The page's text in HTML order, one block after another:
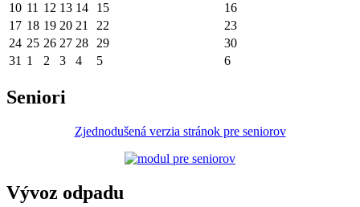
10 11 12 13 14 15
16
17 18 19 20 21 22
23
24 25 26 27 28 29
30
31 1 2 3 4 5 6
Seniori
Zjednodušená verzia stránok pre seniorov
Vývoz odpadu